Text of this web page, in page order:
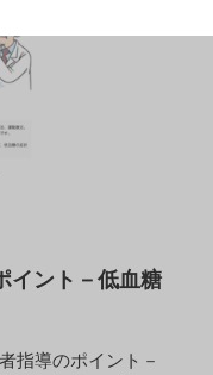
イント－低血糖
指導のポイント－